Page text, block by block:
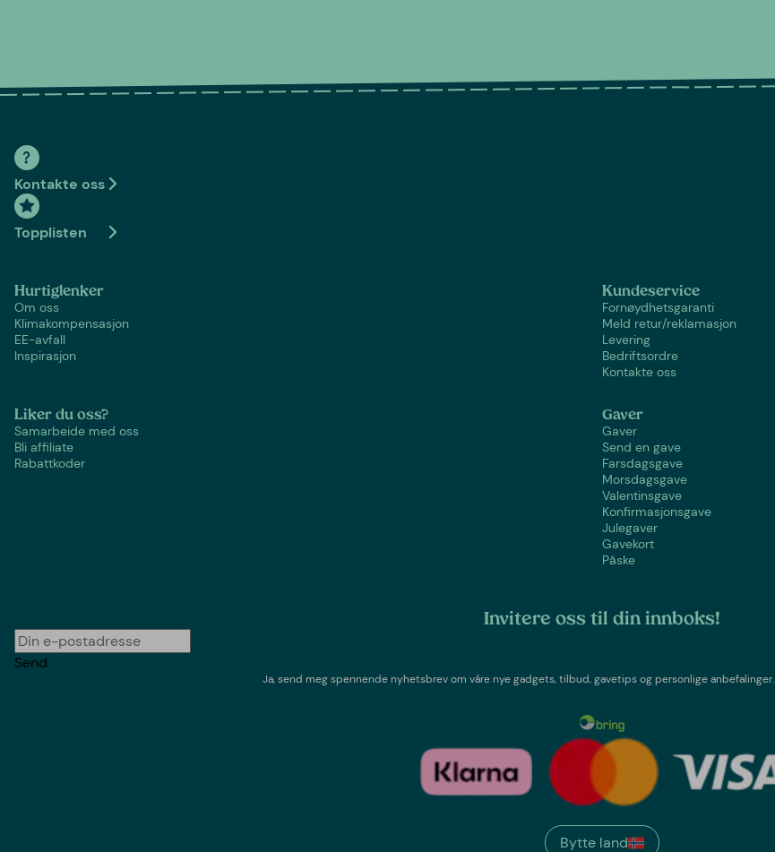
Kontakte oss
Topplisten
Hurtiglenker
Om oss
Klimakompensasjon
EE-avfall
Inspirasjon
Kundeservice
Fornøydhetsgaranti
Meld retur/reklamasjon
Levering
Bedriftsordre
Kontakte oss
Liker du oss?
Samarbeide med oss
Bli affiliate
Rabattkoder
Gaver
Gaver
Send en gave
Farsdagsgave
Morsdagsgave
Valentinsgave
Konfirmasjonsgave
Julegaver
Gavekort
Påske
Invitere oss til din innboks!
Send
Ja, send meg spennende nyhetsbrev om våre nye gadgets, tilbud, gavetips og personlige anbefalinger.
Bytte land